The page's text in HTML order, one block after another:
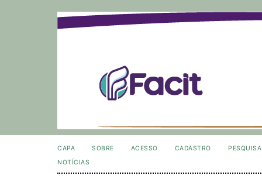
CAPA SOBRE ACESSO CADASTRO
PESQUISA
NOTÍCIAS